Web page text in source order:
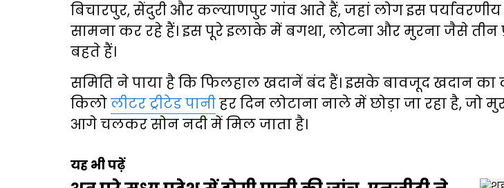
बिचारपुर, सेंदुरी और कल्याणपुर गांव आते हैं, जहां लोग इस
सामना कर रहे हैं। इस पूरे इलाके में बगथा, लोटना और मुरना जैसे तीन
बहते हैं।
समिति ने पाया है कि फिलहाल खदानें बंद हैं। इसके बावजूद खदान का
किलोलीटर ट्रीटेड पानीहर दिन लोटाना नाले में छोड़ा जा रहा है, जो
आगे चलकर सोन नदी में मिल जाता है।
यह भी पढ़ें